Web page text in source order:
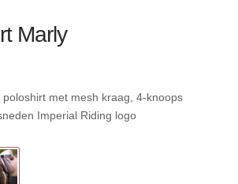
Marly
met mesh kraag, 4-knoops
Imperial Riding logo